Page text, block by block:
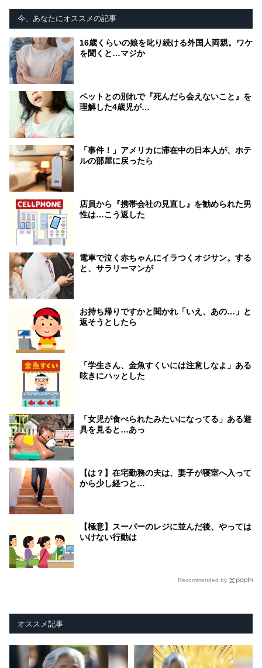
今、あなたにオススメの記事
16歳くらいの娘を叱り続ける外国人両親。ワケ
を聞くと…マジか
ペットとの別れで『死んだら会えないこと』を
理解した4歳児が…
「事件！」アメリカに滞在中の日本人が、ホテ
ルの部屋に戻ったら
店員から『携帯会社の見直し』を勧められた男
性は…こう返した
電車で泣く赤ちゃんにイラつくオジサン。する
と、サラリーマンが
お持ち帰りですかと聞かれ「いえ、あの…」と
返そうとしたら
「学生さん、金魚すくいには注意しなよ」ある
呟きにハッとした
「女児が食べられたみたいになってる」ある遊
具を見ると…あっ
【は？】在宅勤務の夫は、妻子が寝室へ入って
から少し経つと…
【極意】スーパーのレジに並んだ後、やっては
いけない行動は
Recommended by
オススメ記事